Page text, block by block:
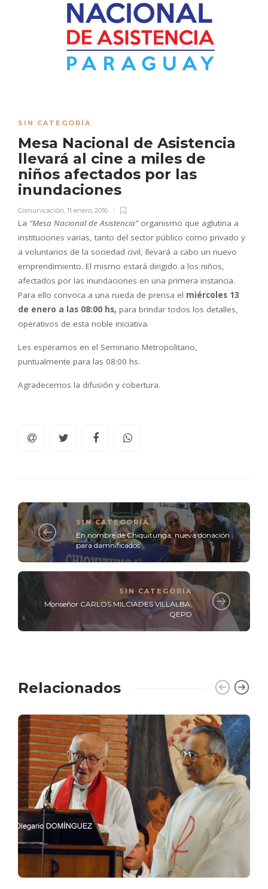
SIN CATEGORÍA
Mesa Nacional de Asistencia
llevará al cine a miles de
niños afectados por las
inundaciones
Comunicación 11 enero, 2016
La “Mesa Nacional de Asistencia” organismo que aglutina a
instituciones varias, tanto del sector público como privado y
a voluntarios de la sociedad civil, llevará a cabo un nuevo
emprendimiento. El mismo estará dirigido a los niños,
afectados por las inundaciones en una primera instancia.
Para ello convoca a una rueda de prensa el miércoles 13
de enero a las 08:00 hs, para brindar todos los detalles,
operativos de esta noble iniciativa.
Les esperamos en el Seminario Metropolitano,
puntualmente para las 08:00 hs.
Agradecemos la difusión y cobertura.
SIN CATEGORÍA
En nombre de Chiquitunga, nueva donación
para damnificados
SIN CATEGORÍA
Monseñor CARLOS MILCIADES VILLALBA,
QEPD
Relacionados